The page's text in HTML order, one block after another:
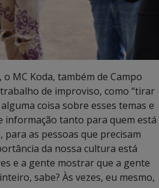
MC Koda, também de Campo
de improviso, como “tirar
coisa sobre esses temas e
informação tanto para quem está
as pessoas que precisam
da nossa cultura está
e a gente mostrar que a gente
sabe? Às vezes, eu mesmo,